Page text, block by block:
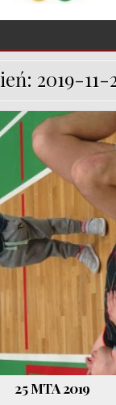
2019-11-
25 MTA 2019